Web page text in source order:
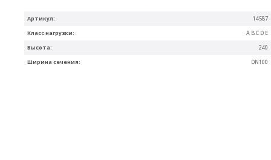
Артикул: 14587
Ширина сечения: DN100
Высота: 240
Класс нагрузки: A B C D E